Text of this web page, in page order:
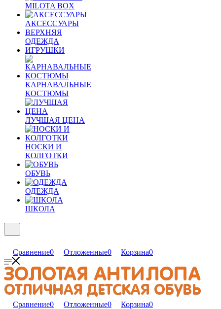
MILOTA BOX
АКСЕССУАРЫ
ВЕРХНЯЯ
ОДЕЖДА
ИГРУШКИ
КАРНАВАЛЬНЫЕ
КОСТЮМЫ
ЛУЧШАЯ ЦЕНА
НОСКИ И
КОЛГОТКИ
ОБУВЬ
ОДЕЖДА
ШКОЛА
Сравнение0 Отложенные0 Корзина0
Сравнение0 Отложенные0 Корзина0